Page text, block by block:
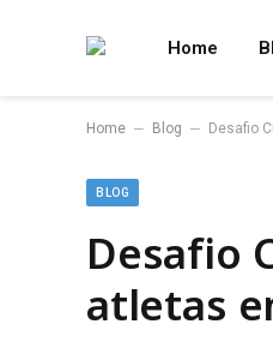
Home
Home – Blog – Desafio
BLOG
Desafio
atletas